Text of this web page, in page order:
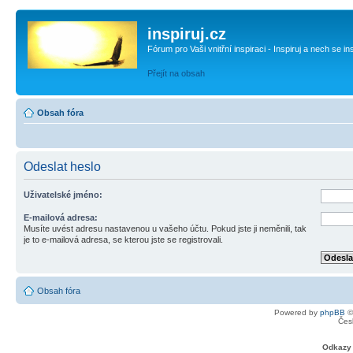
inspiruj.cz
Fórum pro Vaši vnitřní inspiraci - Inspiruj a nech se
Přejít na obsah
Obsah fóra
Odeslat heslo
Uživatelské jméno:
E-mailová adresa:
Musíte uvést adresu nastavenou u vašeho účtu. Pokud jste ji neměnili, tak
je to e-mailová adresa, se kterou jste se registrovali.
Obsah fóra
Powered by phpBB